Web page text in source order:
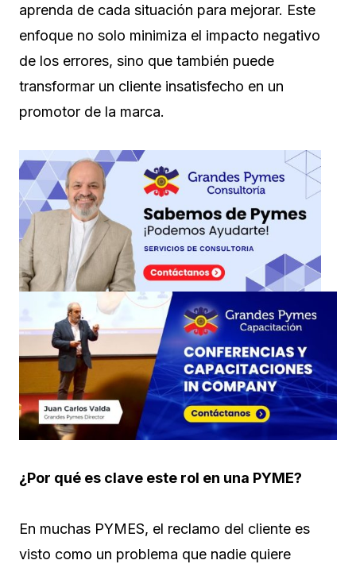
aprenda de cada situación para mejorar. Este
enfoque no solo minimiza el impacto negativo
de los errores, sino que también puede
transformar un cliente insatisfecho en un
promotor de la marca.
¿Por qué es clave este rol en una PYME?
En muchas PYMES, el reclamo del cliente es
visto como un problema que nadie quiere